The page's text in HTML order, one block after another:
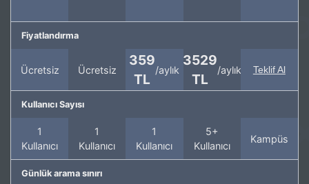
Fiyatlandırma
Ücretsiz Ücretsiz
359
TL
/aylık
3529
TL
/aylık Teklif Al
Kullanıcı Sayısı
1
Kullanıcı
1
Kullanıcı
1
Kullanıcı
5+
Kullanıcı
Kampüs
Günlük arama sınırı